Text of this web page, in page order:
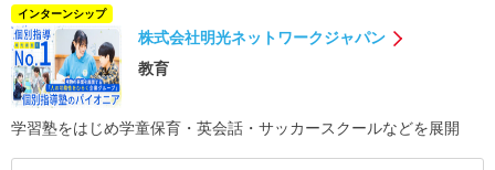
インターンシップ
株式会社明光ネットワークジャパン
教育
学習塾をはじめ学童保育・英会話・サッカースクールなどを展開